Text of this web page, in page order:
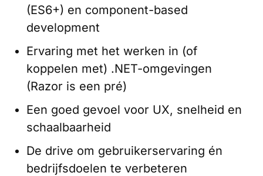
(ES6+) en component-based
development
Ervaring met het werken in (of
koppelen met) .NET-omgevingen
(Razor is een pré)
Een goed gevoel voor UX, snelheid en
schaalbaarheid
De drive om gebruikerservaring én
bedrijfsdoelen te verbeteren